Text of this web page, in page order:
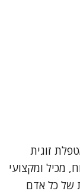
זוגית
מכיל ומקצועי
של כל אדם